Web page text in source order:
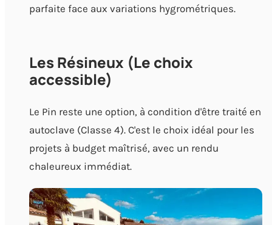
parfaite face aux variations hygrométriques.
Les Résineux (Le choix
accessible)
Le Pin reste une option, à condition d'être traité en
autoclave (Classe 4). C'est le choix idéal pour les
projets à budget maîtrisé, avec un rendu
chaleureux immédiat.